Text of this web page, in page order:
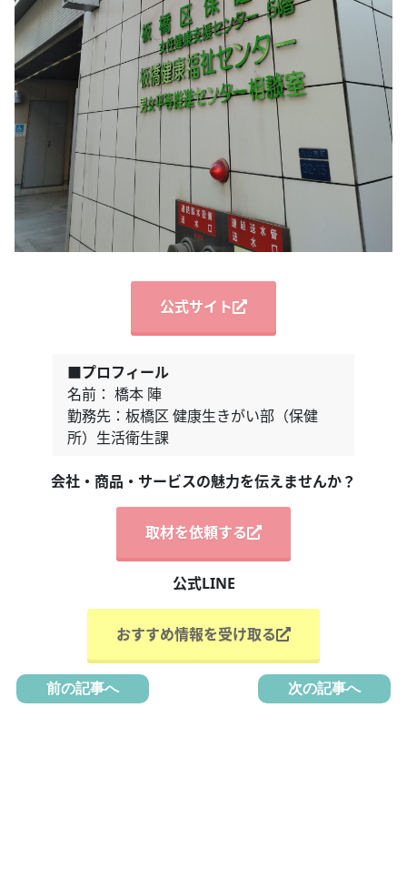
公式サイト
■プロフィール
名前： 橋本 陣
勤務先：板橋区 健康生きがい部（保健
所）生活衛生課
会社・商品・サービスの魅力を伝えませんか？
取材を依頼する
公式LINE
おすすめ情報を受け取る
前の記事へ 次の記事へ